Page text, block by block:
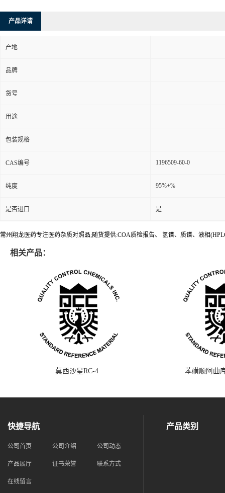
产品详请
产地
品牌
货号
用途
包装规格
CAS编号 1196509-60-0
纯度 95%+%
是否进口 是
常州翔龙医药专注医药杂质对照品;随货提供:COA质检报告、 氢谱、质谱、液相
相关产品：
莫西沙星RC-4 苯磺顺阿曲
快捷导航
公司首页 公司介绍 公司动态
产品展厅 证书荣誉 联系方式
在线留言
产品类别